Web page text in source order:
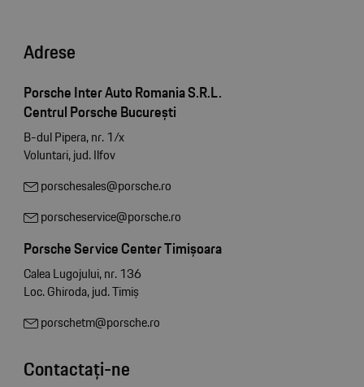
Adrese
Porsche Inter Auto Romania S.R.L.
Centrul Porsche București
B-dul Pipera, nr. 1/x
Voluntari, jud. Ilfov
porschesales@porsche.ro
porscheservice@porsche.ro
Porsche Service Center Timișoara
Calea Lugojului, nr. 136
Loc. Ghiroda, jud. Timiș
porschetm@porsche.ro
Contactați-ne